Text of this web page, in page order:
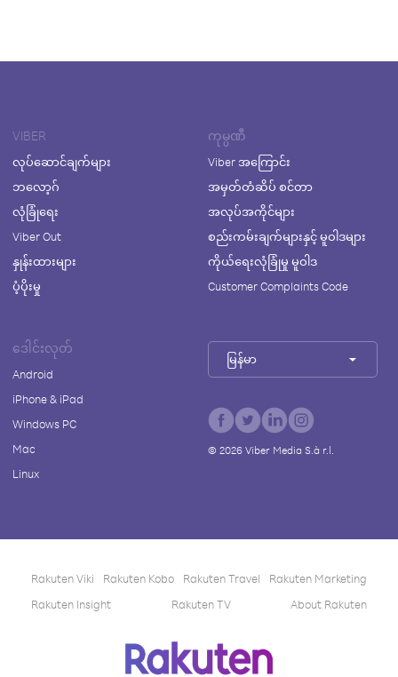
VIBER
လုပ်ဆောင်ချက်များ
ဘလော့ဂ်
လုံခြုံရေး
Viber Out
နှုန်းထားများ
ပံ့ပိုးမှု
ကုမ္ပဏီ
Viber အကြောင်း
အမှတ်တံဆိပ် စင်တာ
အလုပ်အကိုင်များ
စည်းကမ်းချက်များနှင့် မူဝါဒများ
ကိုယ်ရေးလုံခြုံမှု မူဝါဒ
Customer Complaints Code
ဒေါင်းလုတ်
Android
iPhone & iPad
Windows PC
Mac
Linux
မြန်မာ
© 2026Viber Media S.à r.l.
Rakuten Viki Rakuten Kobo Rakuten Travel
Rakuten Marketing
Rakuten Insight
Rakuten TV About Rakuten